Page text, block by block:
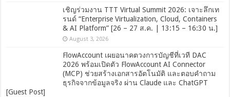
เชิญร่วมงาน TTT Virtual Summit 2026: เจาะลึกเท
รนด์ “Enterprise Virtualization, Cloud, Containers
& AI Platform” [26 – 27 ส.ค. | 13:15 – 16:30 น.]
August 3, 2026
FlowAccount เผยอนาคตวงการบัญชีที่เวที DAC
2026 พร้อมเปิดตัว FlowAccount AI Connector
(MCP) ช่วยสร้างเอกสารอัตโนมัติ และตอบคำถาม
ธุรกิจจากข้อมูลจริง ผ่าน Claude และ ChatGPT
[Guest Post]